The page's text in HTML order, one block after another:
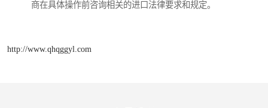
商在具体操作前咨询相关的进口法律要求和规定。
http://www.qhqggyl.com